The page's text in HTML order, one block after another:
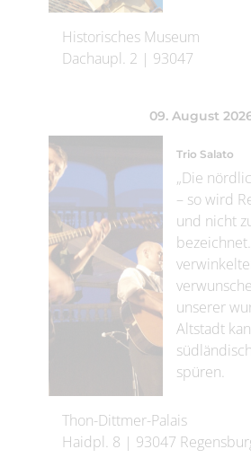
Historisches Museum
Dachaupl. 2 | 93047
09. August
Trio Salato
„Die
– so wird
und nicht
unserer
Altstadt
spüren.
Thon-Dittmer-Palais
Haidpl. 8 | 93047